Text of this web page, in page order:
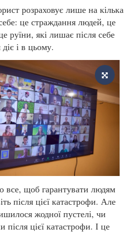
розраховує лише на кілька
це страждання людей, це
руїни, які лишає після себе
і в цьому.
все, щоб гарантувати людям
після цієї катастрофи. Але
жодної пустелі, чи
після цієї катастрофи. І це